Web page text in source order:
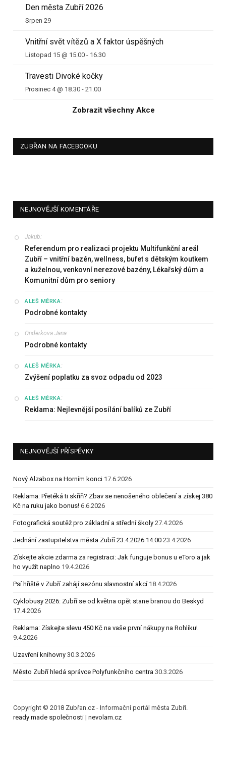
Den města Zubří 2026
Srpen 29
Vnitřní svět vítězů a X faktor úspěšných
Listopad 15 @ 15.00 - 16.30
Travesti Divoké kočky
Prosinec 4 @ 18.30 - 21.00
Zobrazit všechny Akce
ZUBŘAN NA FACEBOOKU
NEJNOVĚJŠÍ KOMENTÁŘE
Jakub:
Referendum pro realizaci projektu Multifunkční areál
Zubří – vnitřní bazén, wellness, bufet s dětským koutkem
a kuželnou, venkovní nerezové bazény, Lékařský dům a
Komunitní dům pro seniory
ALEŠ MĚRKA:
Podrobné kontakty
Onderkova Jana:
Podrobné kontakty
ALEŠ MĚRKA:
Zvýšení poplatku za svoz odpadu od 2023
ALEŠ MĚRKA:
Reklama: Nejlevnější posílání balíků ze Zubří
NEJNOVĚJŠÍ PŘÍSPĚVKY
Nový Alzabox na Horním konci 17.6.2026
Reklama: Přetéká ti skříň? Zbav se nenošeného oblečení a získej 380
Kč na ruku jako bonus! 6.6.2026
Fotografická soutěž pro základní a střední školy 27.4.2026
Jednání zastupitelstva města Zubří 23.4.2026 14:00 23.4.2026
Získejte akcie zdarma za registraci: Jak funguje bonus u eToro a jak
ho využít naplno 19.4.2026
Psí hřiště v Zubří zahájí sezónu slavnostní akcí 18.4.2026
Cyklobusy 2026: Zubří se od května opět stane branou do Beskyd
17.4.2026
Reklama: Získejte slevu 450 Kč na vaše první nákupy na Rohlíku!
9.4.2026
Uzavření knihovny 30.3.2026
Město Zubří hledá správce Polyfunkčního centra 30.3.2026
Copyright © 2018 Zubřan.cz - Informační portál města Zubří.
ready made společnosti | nevolam.cz